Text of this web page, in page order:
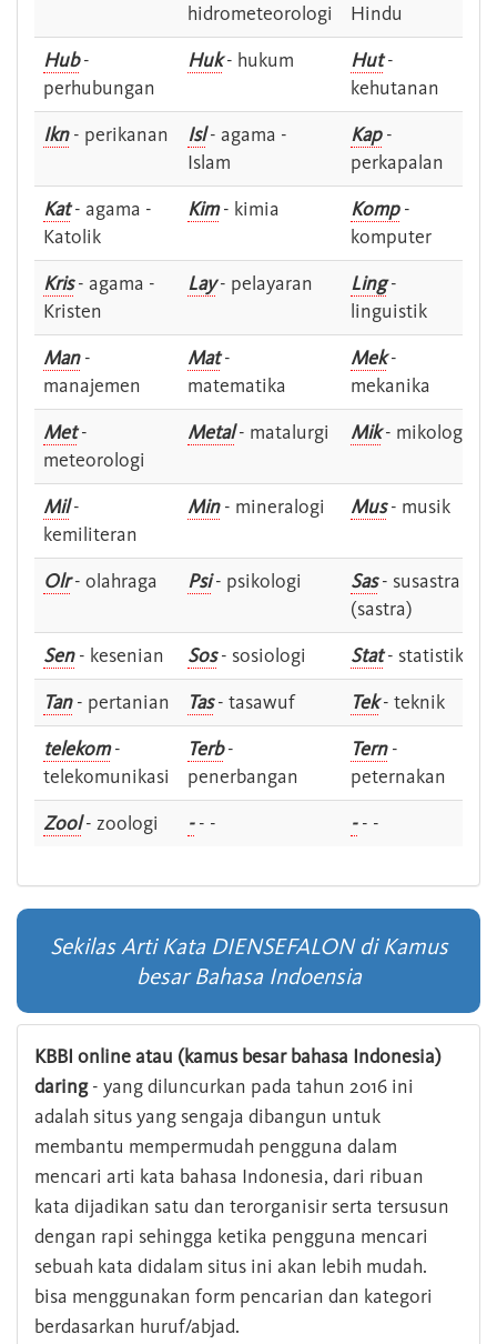
hidrometeorologi
Hindu
Hub-
perhubungan
Huk- hukum Hut-
kehutanan
Ikn- perikanan Isl- agama -
Islam
Kap-
perkapalan
Kat- agama -
Katolik
Kim- kimia Komp-
komputer
Kris- agama -
Kristen
Lay- pelayaran Ling-
linguistik
Man-
manajemen
Mat-
matematika
Mek-
mekanika
Met-
meteorologi
Metal- matalurgi Mik- mikologi
Mil-
kemiliteran
Min- mineralogi Mus- musik
Olr- olahraga Psi- psikologi Sas- susastra -
(sastra)
Sen- kesenian Sos- sosiologi Stat- statistik
Tan- pertanian Tas- tasawuf Tek- teknik
telekom-
telekomunikasi
Terb-
penerbangan
Tern-
peternakan
Zool- zoologi -- - -- -
Sekilas Arti Kata DIENSEFALON di Kamus
besar Bahasa Indoensia
KBBI online atau (kamus besar bahasa Indonesia)
daring- yang diluncurkan pada tahun 2016 ini
adalah situs yang sengaja dibangun untuk
membantu mempermudah pengguna dalam
mencari arti kata bahasa Indonesia, dari ribuan
kata dijadikan satu dan terorganisir serta tersusun
dengan rapi sehingga ketika pengguna mencari
sebuah kata didalam situs ini akan lebih mudah.
bisa menggunakan form pencarian dan kategori
berdasarkan huruf/abjad.